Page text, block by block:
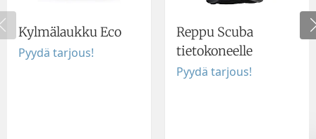
Kylmälaukku Eco
Pyydä tarjous!
Reppu Scuba
tietokoneelle
Pyydä tarjous!